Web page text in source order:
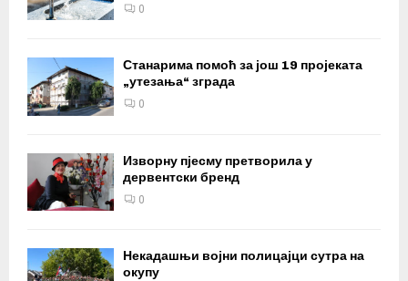
0
Станарима помоћ за још 19 пројеката
„утезања“ зграда
0
Изворну пјесму претворила у
дервентски бренд
0
Некадашњи војни полицајци сутра на
окупу